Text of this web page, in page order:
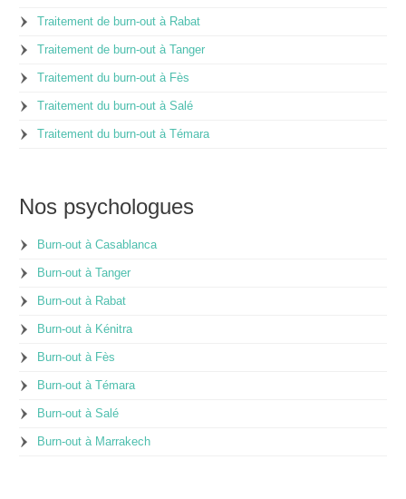
Traitement de burn-out à Rabat
Traitement de burn-out à Tanger
Traitement du burn-out à Fès
Traitement du burn-out à Salé
Traitement du burn-out à Témara
Nos psychologues
Burn-out à Casablanca
Burn-out à Tanger
Burn-out à Rabat
Burn-out à Kénitra
Burn-out à Fès
Burn-out à Témara
Burn-out à Salé
Burn-out à Marrakech